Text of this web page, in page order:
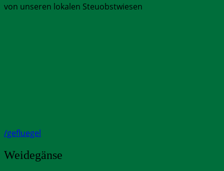
von unseren lokalen Steuobstwiesen
/gefluegel
Weidegänse